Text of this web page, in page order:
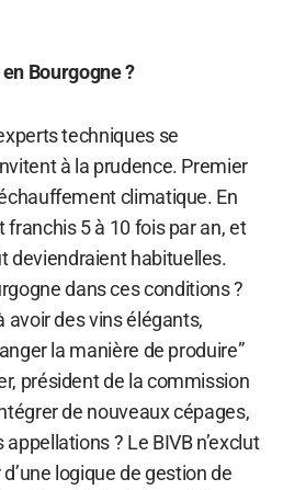
Bourgogne ?
techniques se
à la prudence. Premier
climatique. En
franchis 5 à 10 fois par an, et
deviendraient habituelles.
dans ces conditions ?
avoir des vins élégants,
la manière de produire”
président de la commission
de nouveaux cépages,
? Le BIVB n’exclut
logique de gestion de